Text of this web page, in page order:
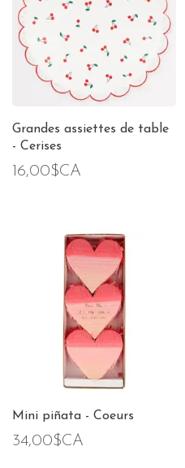
Grandes assiettes de table
- Cerises
16,00$CA
Mini piñata - Coeurs
34,00$CA